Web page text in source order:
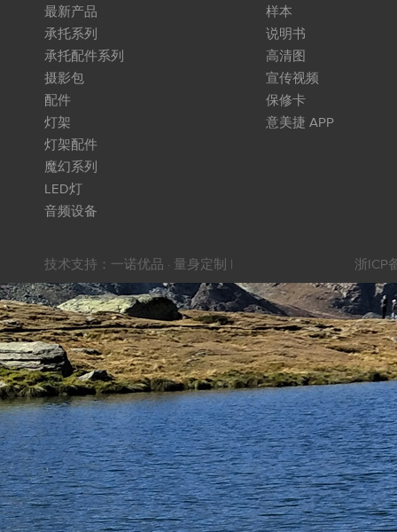
最新产品
承托系列
承托配件系列
摄影包
配件
灯架
灯架配件
魔幻系列
LED灯
音频设备
样本
说明书
高清图
宣传视频
保修卡
意美捷 APP
技术支持： 一诺优品 · 量身定制 | 浙ICP